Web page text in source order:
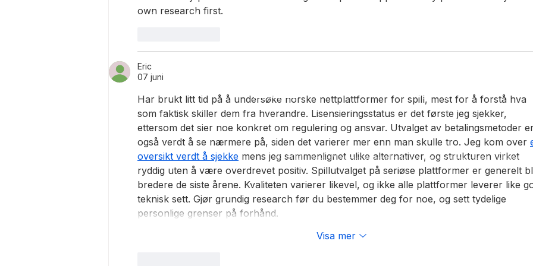
own research first.
Eric
07 juni
Har brukt litt tid på å undersøke norske nettplattformer for spill, mest for å forstå hva
som faktisk skiller dem fra hverandre. Lisensieringsstatus er det første jeg sjekker,
ettersom det sier noe konkret om regulering og ansvar. Utvalget av betalingsmetoder
også verdt å se nærmere på, siden det varierer mer enn man skulle tro. Jeg kom over
oversikt verdt å sjekke mens jeg sammenlignet ulike alternativer, og strukturen virket
ryddig uten å være overdrevet positiv. Spillutvalget på seriøse plattformer er generelt
bredere de siste årene. Kvaliteten varierer likevel, og ikke alle plattformer leverer like
teknisk sett. Gjør grundig research før du bestemmer deg for noe, og sett tydelige
personlige grenser på forhånd.
Visa mer
Följ oss i sociala medier
Youtube
Google Maps
Onsdag: 13.00 - 16.00
Lördag: Stängt
Söndag: Stängt
© 2023 Sajab Vintage - Veteranfordonsauktioner i Sverige och världen